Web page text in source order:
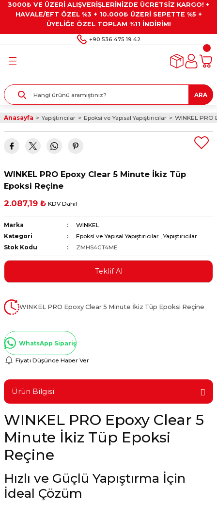
3000₺ VE ÜZERİ ALIŞVERİŞLERİNİZDE ÜCRETSİZ KARGO! +
HAVALE/EFT ÖZEL %3 + 10.000₺ ÜZERİ SEPETTE %5 +
ÜYELİĞE ÖZEL TOPLAM %11 İNDİRİM!
+90 536 475 19 42
Geri Dön
Kaplamalar
Geri Dön
Geri Dön
Gresler
Geri Dön
Alet Setleri
ve Multimetreler
ve Penseler
Geri Dön
Taşları ve
ARA
Anasayfa Yapıştırıcılar Epoksi ve Yapısal Yapıştırıcılar WINKEL PRO
WINKEL PRO Epoxy Clear 5 Minute İkiz Tüp
Epoksi Reçine
2.087,19 ₺ KDV Dahil
Marka
WINKEL
Kategori
Epoksi ve Yapısal Yapıştırıcılar ,Yapıştırıcılar
Stok Kodu
ZMHS4GT4ME
Teklif Al
WINKEL PRO Epoxy Clear 5 Minute İkiz Tüp Epoksi Reçine
WhatsApp Sipariş
Fiyatı Düşünce Haber Ver
Ürün Bilgisi
WINKEL PRO Epoxy Clear 5
Minute İkiz Tüp Epoksi
Reçine
Hızlı ve Güçlü Yapıştırma İçin
İdeal Çözüm